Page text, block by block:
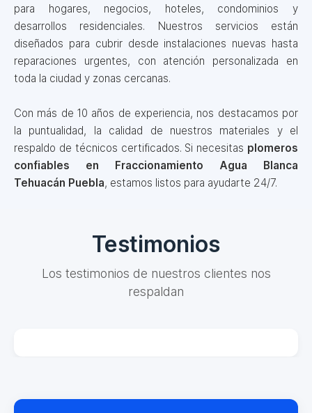
para hogares, negocios, hoteles, condominios y
desarrollos residenciales. Nuestros servicios están
diseñados para cubrir desde instalaciones nuevas hasta
reparaciones urgentes, con atención personalizada en
toda la ciudad y zonas cercanas.
Con más de 10 años de experiencia, nos destacamos por
la puntualidad, la calidad de nuestros materiales y el
respaldo de técnicos certificados. Si necesitas plomeros
confiables en Fraccionamiento Agua Blanca
Tehuacán Puebla, estamos listos para ayudarte 24/7.
Testimonios
Los testimonios de nuestros clientes nos
respaldan